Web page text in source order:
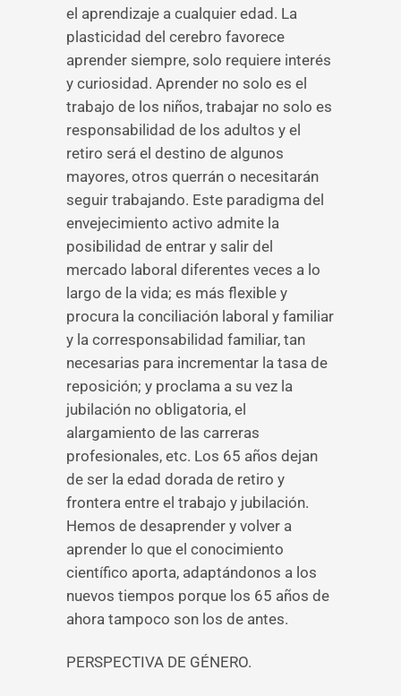
el aprendizaje a cualquier edad. La
plasticidad del cerebro favorece
aprender siempre, solo requiere interés
y curiosidad. Aprender no solo es el
trabajo de los niños, trabajar no solo es
responsabilidad de los adultos y el
retiro será el destino de algunos
mayores, otros querrán o necesitarán
seguir trabajando. Este paradigma del
envejecimiento activo admite la
posibilidad de entrar y salir del
mercado laboral diferentes veces a lo
largo de la vida; es más flexible y
procura la conciliación laboral y familiar
y la corresponsabilidad familiar, tan
necesarias para incrementar la tasa de
reposición; y proclama a su vez la
jubilación no obligatoria, el
alargamiento de las carreras
profesionales, etc. Los 65 años dejan
de ser la edad dorada de retiro y
frontera entre el trabajo y jubilación.
Hemos de desaprender y volver a
aprender lo que el conocimiento
científico aporta, adaptándonos a los
nuevos tiempos porque los 65 años de
ahora tampoco son los de antes.
PERSPECTIVA DE GÉNERO.